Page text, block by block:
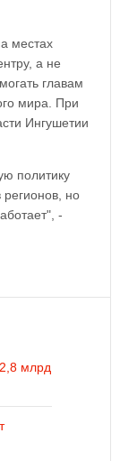
местах
а не
главам
мира. При
Ингушетии
политику
регионов, но
-
млрд